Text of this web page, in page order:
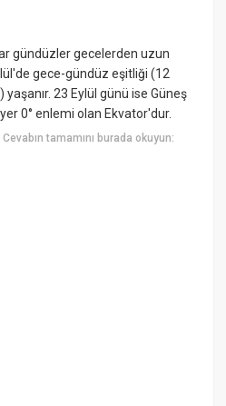
gündüzler gecelerden uzun
gece-gündüz eşitliği (12
23 Eylül günü ise Güneş
yer 0° enlemi olan Ekvator'dur.
Cevabın tamamını burada okuyun: